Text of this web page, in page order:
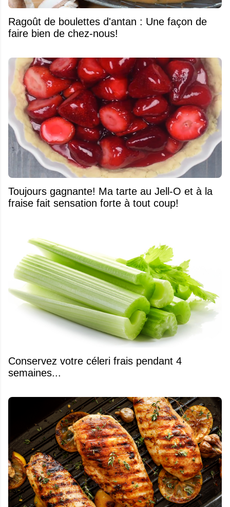
Ragoût de boulettes d'antan : Une façon de
faire bien de chez-nous!
Toujours gagnante! Ma tarte au Jell-O et à la
fraise fait sensation forte à tout coup!
Conservez votre céleri frais pendant 4
semaines...